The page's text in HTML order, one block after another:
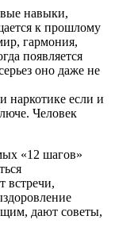
навыки,
к прошлому
гармония,
появляется
оно даже не
наркотике если и
Человек
«12 шагов»
встречи,
дают советы,